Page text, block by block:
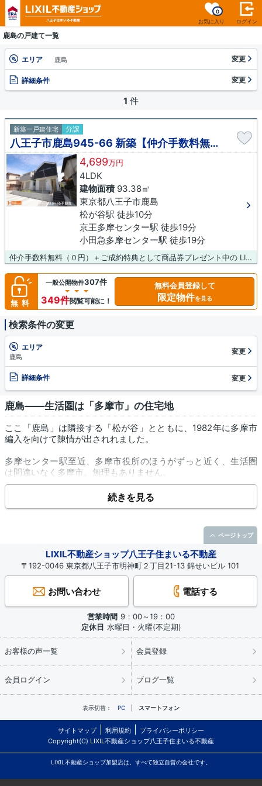
お気に入り
0
ログイン
鹿島の戸建て一覧
エリア 鹿島 変更
詳細条件 変更
1 件
新築一戸建住宅 分譲
八王子市鹿島945-66 新築【仲介手数料無料】
4,699万円
4LDK
建物面積93.38㎡
東京都八王子市鹿島
松が谷駅 徒歩10分
京王多摩センター駅 徒歩19分
小田急多摩センター駅 徒歩19分
仲介手数料無料（０円）＋ご成約特典として商品券プレゼント中の LIXIL不動産ショップ八王子住まいる不動産にお任せください！
無料
一般公開物件307件
349件閲覧可能に！
無料会員登録して
限定物件を見る
検索条件の変更
エリア
鹿島
変更
詳細条件 変更
鹿島――生活圏は「多摩市」の住宅地
ここ「鹿島」は隣接する「松が谷」とともに、1982年に多摩市
編入を向けて陳情が出されれました。
多摩センター駅至近、多摩市役所のほうがずっと近く、生活圏
は間違いなく多摩市。無理もありません。
「鹿島」は1975年に「大塚」から分離された新しい街でした。
1976年から東京都住宅供給公社の「鹿島団地」、都営多摩ニュ
じっさい「鹿島」の町域の大部分はこれらの団地で占められて
います。
八王子の不動産の売買、売却査定、買取り、新築一戸建仲介手
数料無料物件のご相談はLIXIL不動産ショップ八王子住まいる不
動産まで、お気軽にお問合せ下さい。
続きを見る
LIXIL不動産ショップ八王子住まいる不動産
〒192-0046 東京都八王子市明神町２丁目21-13 錦せいビル 101
お問い合わせ 電話する
営業時間 9：00～19：00
定休日 水曜日・火曜(不定期)
お客様の声一覧 会員登録
会員ログイン ブログ一覧
表示切替： PC スマートフォン
サイトマップ 利用規約
プライバシーポリシー
Copyright(C) LIXIL不動産ショップ八王子住まいる不動産
LIXIL不動産ショップ加盟店は、すべて独立自営の会社です。
ページトップ